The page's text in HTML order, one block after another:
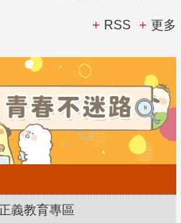
RSS 更多
義教育專區